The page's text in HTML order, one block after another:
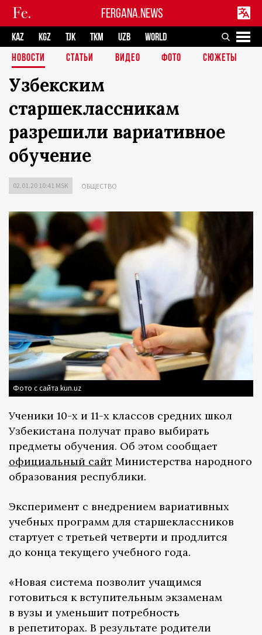
FERGANA.NEWS
KAZ KGZ TJK TKM UZB
WORLD
НОВОСТИ
СТАТЬИ ВИДЕО ФОТО СЮЖЕТЫ
Узбекским
старшеклассникам
разрешили вариативное
обучение
02.01.20 10:41 MSK ОБЩЕСТВО
Фото с сайта kun.uz
Ученики 10-х и 11-х классов средних школ
Узбекистана получат право выбирать
предметы обучения. Об этом сообщает
официальный сайт Министерства народного
образования республики.
Эксперимент с внедрением вариативных
учебных программ для старшеклассников
стартует с третьей четверти и продлится
до конца текущего учебного года.
«Новая система позволит учащимся
готовиться к вступительным экзаменам
в вузы и уменьшит потребность
в репетиторах. В результате родители